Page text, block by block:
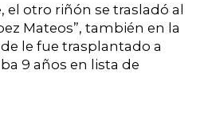
el otro riñón se trasladó al
Mateos”, también en la
le fue trasplantado a
9 años en lista de